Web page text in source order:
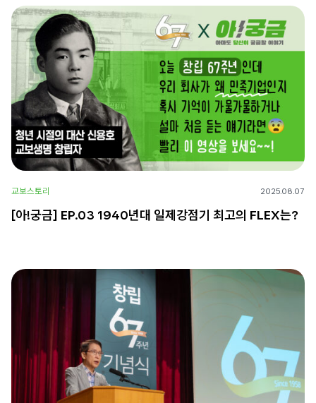
교보스토리 2025.08.07
[아!궁금] EP.03 1940년대 일제강점기 최고의 FLEX는?